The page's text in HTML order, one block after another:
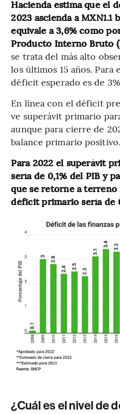
Hacienda estima que el
2023 ascienda a MXN1.1
equivale a 3,6% como
Producto Interno Bruto
se trata del más alto
los últimos 15 años. Para
déficit esperado es de
En línea con el déficit
ve superávit primario
aunque para cierre de
balance primario positivo.
Para 2022 el superávit
sería de 0,1% del PIB y
que se retorne a terreno
déficit primario sería de
¿Cuál es el nivel de